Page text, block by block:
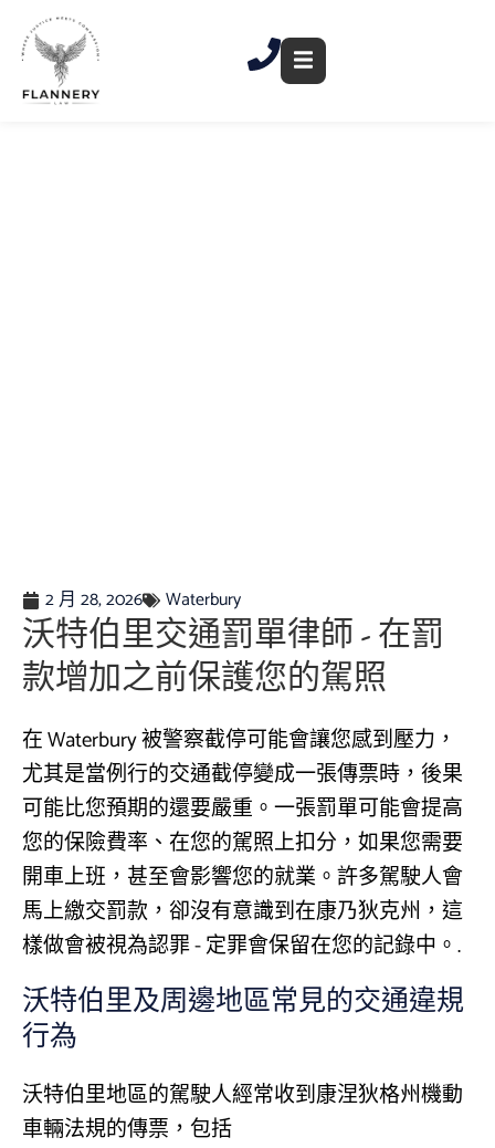
2 月 28, 2026 Waterbury
沃特伯里交通罰單律師 - 在罰
款增加之前保護您的駕照
在 Waterbury 被警察截停可能會讓您感到壓力，
尤其是當例行的交通截停變成一張傳票時，後果
可能比您預期的還要嚴重。一張罰單可能會提高
您的保險費率、在您的駕照上扣分，如果您需要
開車上班，甚至會影響您的就業。許多駕駛人會
馬上繳交罰款，卻沒有意識到在康乃狄克州，這
樣做會被視為認罪 - 定罪會保留在您的記錄中。.
沃特伯里及周邊地區常見的交通違規
行為
沃特伯里地區的駕駛人經常收到康涅狄格州機動
車輛法規的傳票，包括